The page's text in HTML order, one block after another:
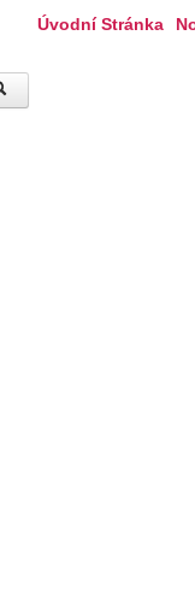
Úvodní Stránka